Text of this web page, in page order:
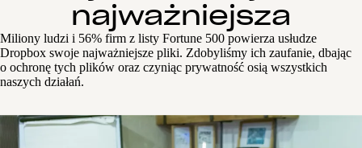
najważniejsza
Miliony ludzi i 56% firm z listy Fortune 500 powierza usłudze
Dropbox swoje najważniejsze pliki. Zdobyliśmy ich zaufanie, dbając
o ochronę tych plików oraz czyniąc prywatność osią wszystkich
naszych działań.